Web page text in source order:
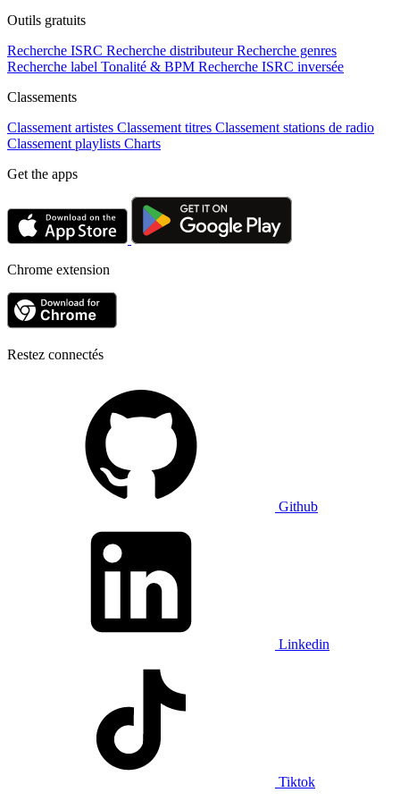
Outils gratuits
Recherche ISRC Recherche distributeur Recherche genres
Recherche label Tonalité & BPM Recherche ISRC inversée
Classements
Classement artistes Classement titres Classement stations de radio
Classement playlists Charts
Get the apps
Chrome extension
Restez connectés
Github
Linkedin
Tiktok